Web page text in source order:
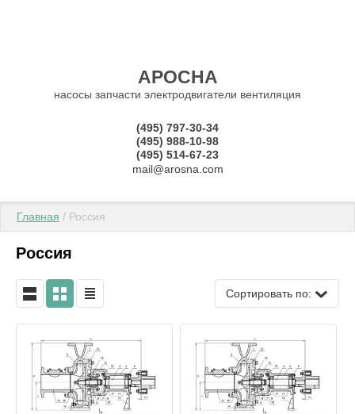
АРОСНА
насосы запчасти электродвигатели вентиляция
(495) 797-30-34
(495) 988-10-98
(495) 514-67-23
mail@arosna.com
Главная / Россия
Россия
Сортировать по: